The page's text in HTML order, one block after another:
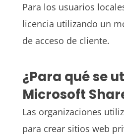
Para los usuarios
licencia utilizando un
de acceso de cliente.
¿Para qué se
Microsoft
Las organizaciones
para crear sitios web